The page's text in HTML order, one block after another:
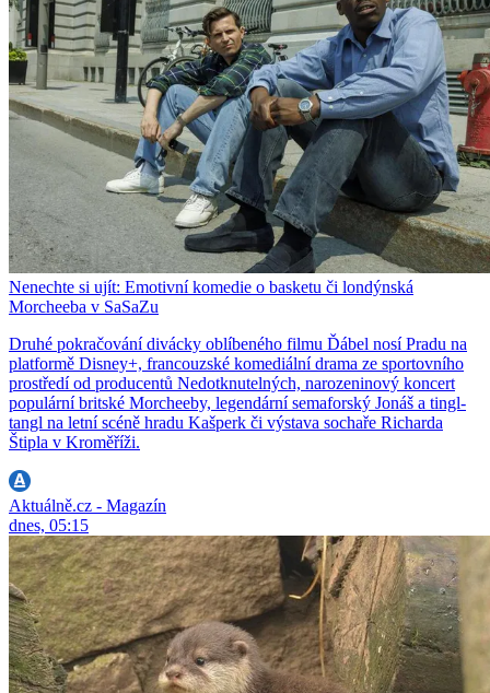
Nenechte si ujít: Emotivní komedie o basketu či londýnská
Morcheeba v SaSaZu
Druhé pokračování divácky oblíbeného filmu Ďábel nosí Pradu na
platformě Disney+, francouzské komediální drama ze sportovního
prostředí od producentů Nedotknutelných, narozeninový koncert
populární britské Morcheeby, legendární semaforský Jonáš a tingl-
tangl na letní scéně hradu Kašperk či výstava sochaře Richarda
Štipla v Kroměříži.
Aktuálně.cz - Magazín
dnes, 05:15